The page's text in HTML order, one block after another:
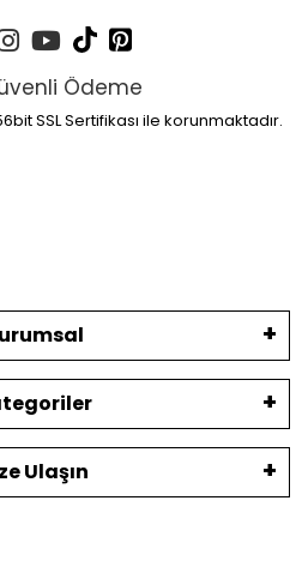
Ödeme
SSL Sertifikası ile korunmaktadır.
Ulaşın